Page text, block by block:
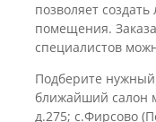
позволяет
помещения.
специалистов
Подберите
ближайший салон
д.275; с.Фирсово